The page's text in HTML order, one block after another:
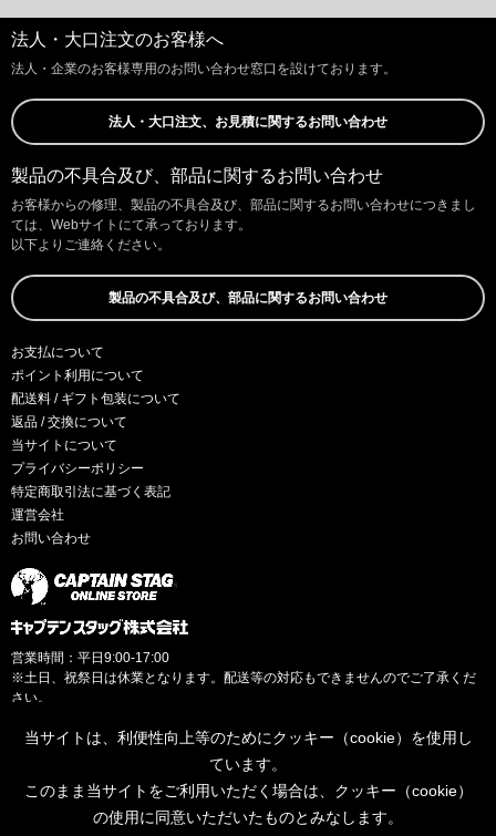
法人・大口注文のお客様へ
法人・企業のお客様専用のお問い合わせ窓口を設けております。
法人・大口注文、お見積に関するお問い合わせ
製品の不具合及び、部品に関するお問い合わせ
お客様からの修理、製品の不具合及び、部品に関するお問い合わせにつきまし
ては、Webサイトにて承っております。
以下よりご連絡ください。
製品の不具合及び、部品に関するお問い合わせ
お支払について
ポイント利用について
配送料 / ギフト包装について
返品 / 交換について
当サイトについて
プライバシーポリシー
特定商取引法に基づく表記
運営会社
お問い合わせ
営業時間：平日9:00-17:00
※土日、祝祭日は休業となります。配送等の対応もできませんのでご了承くだ
さい。
当サイトは、利便性向上等のためにクッキー（cookie）を使用し
ています。
このまま当サイトをご利用いただく場合は、クッキー（cookie）
の使用に同意いただいたものとみなします。